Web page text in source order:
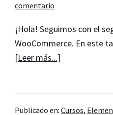
comentario
¡Hola! Seguimos con el
WooCommerce. En este
[Leer más...]
Publicado en: Cursos,